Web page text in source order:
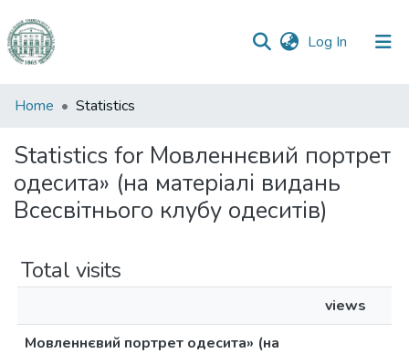
Log In (current)
Communities
Collections
All of DSpace
Home Statistics
Statistics for Мовленнєвий портрет
одесита» (на матеріалі видань
Всесвітнього клубу одеситів)
Total visits
views
Мовленнєвий портрет одесита» (на